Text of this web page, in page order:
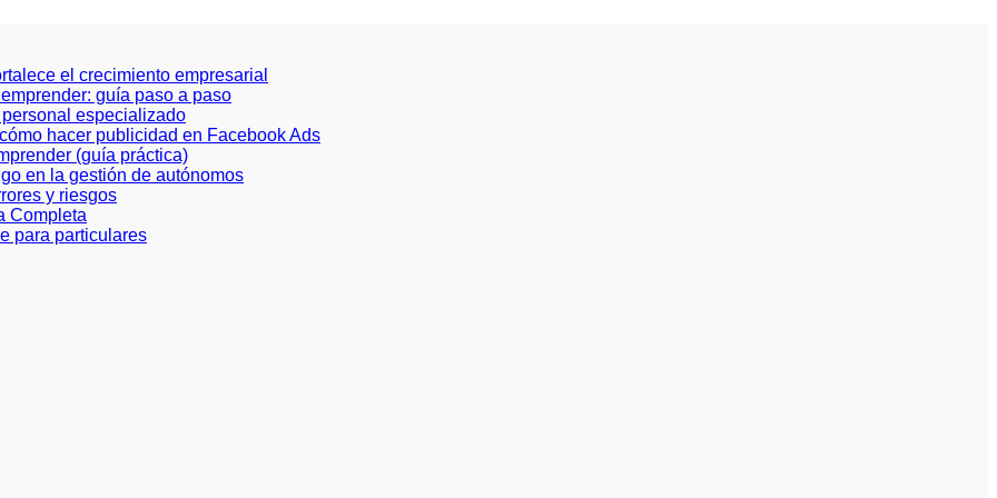
el crecimiento empresarial
guía paso a paso
especializado
hacer publicidad en Facebook Ads
(guía práctica)
en la gestión de autónomos
y riesgos
Completa
para particulares